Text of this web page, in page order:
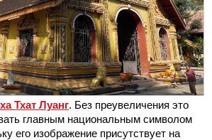
Тхат Луанг. Без преувеличения это
главным национальным символом
его изображение присутствует на